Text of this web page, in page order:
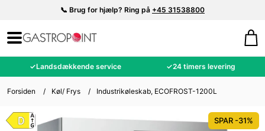
📞 Brug for hjælp? Ring på +45 31538800
✓Landsdækkende service ✓24 timers levering
Forsiden / Køl/ Frys / Industrikøleskab, ECOFROST-1200L
SPAR -31%